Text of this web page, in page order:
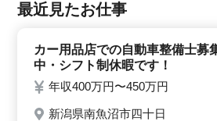
最近見たお仕事
カー用品店での自動車整備士募
中・シフト制休暇です！
年収400万円〜450万円
新潟県南魚沼市四十日